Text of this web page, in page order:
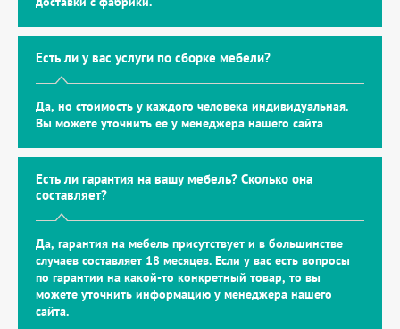
Есть ли у вас услуги по сборке мебели?
Да, но стоимость у каждого человека индивидуальная.
Вы можете уточнить ее у менеджера нашего сайта
Есть ли гарантия на вашу мебель? Сколько она
составляет?
Да, гарантия на мебель присутствует и в большинстве
случаев составляет 18 месяцев. Если у вас есть вопросы
по гарантии на какой-то конкретный товар, то вы
можете уточнить информацию у менеджера нашего
сайта.